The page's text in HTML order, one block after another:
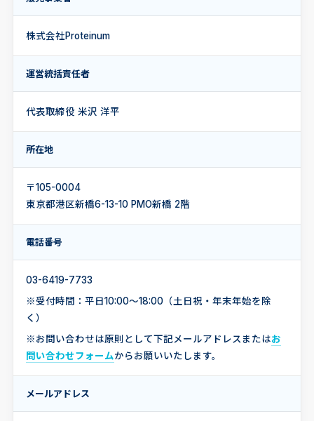
株式会社Proteinum
運営統括責任者
代表取締役 米沢 洋平
所在地
〒105-0004
東京都港区新橋6-13-10 PMO新橋 2階
電話番号
03-6419-7733
※受付時間：平日10:00〜18:00（土日祝・年末年始を除
く）
※お問い合わせは原則として下記メールアドレスまたはお
問い合わせフォームからお願いいたします。
メールアドレス